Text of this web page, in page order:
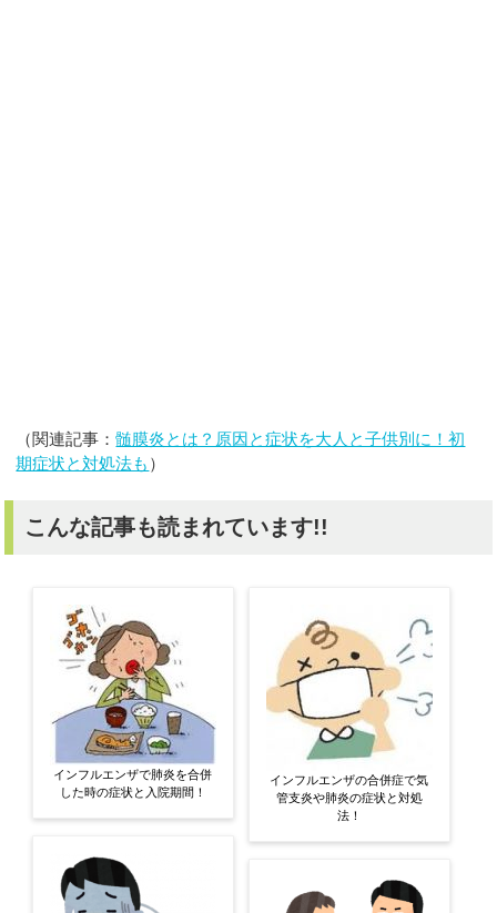
（関連記事：髄膜炎とは？原因と症状を大人と子供別に！初
期症状と対処法も ）
こんな記事も読まれています!!
インフルエンザで肺炎を合併
した時の症状と入院期間！
インフルエンザの合併症で気
管支炎や肺炎の症状と対処
法！